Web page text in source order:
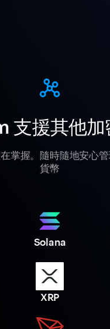
支援其他加
掌握。隨時隨地安心
貨幣
Solana
XRP